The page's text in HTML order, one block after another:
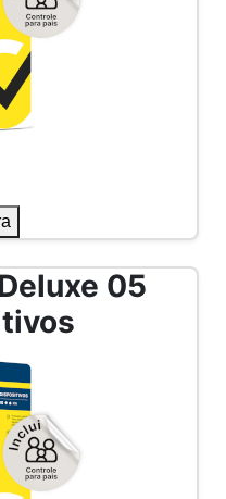
Plus 01